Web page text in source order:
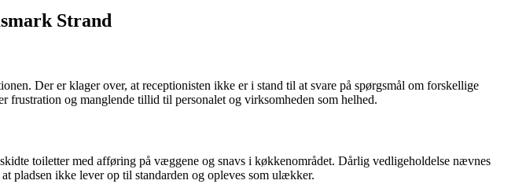
Strand
Der er klager over, at receptionisten ikke er i stand til at svare på spørgsmål om forskellige
og manglende tillid til personalet og virksomheden som helhed.
toiletter med afføring på væggene og snavs i køkkenområdet. Dårlig vedligeholdelse nævnes
pladsen ikke lever op til standarden og opleves som ulækker.